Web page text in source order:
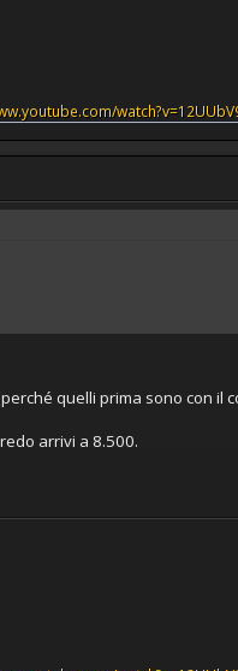
quelli prima sono con il
arrivi a 8.500.